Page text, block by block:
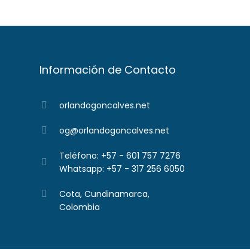
Información de Contacto
orlandogoncalves.net
og@orlandogoncalves.net
Teléfono: +57 - 601 757 7276
Whatsapp: +57 - 317 256 6050
Cota, Cundinamarca,
Colombia